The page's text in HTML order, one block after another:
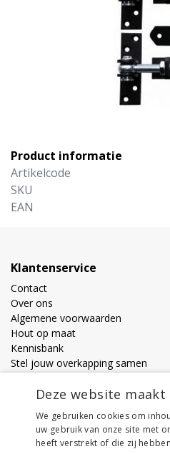
Product informatie
Artikelcode
SKU
EAN
Klantenservice
Contact
Over ons
Algemene voorwaarden
Hout op maat
Kennisbank
Stel jouw overkapping samen
Bestel en Bezorginformatie
Veelgestelde vragen
Deze website
We gebruiken cookies om
uw gebruik van onze site met
heeft verstrekt of die zij